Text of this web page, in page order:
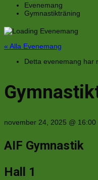
Evenemang
Gymnastikträning
« Alla Evenemang
Detta evenemang har
november 24, 2025 @ 16:00
AIF Gymnastik
Hall 1